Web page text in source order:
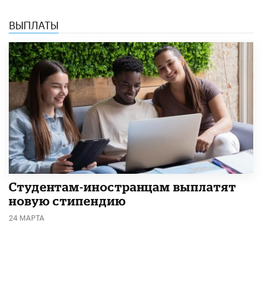
ВЫПЛАТЫ
Студентам-иностранцам выплатят
новую стипендию
24 МАРТА